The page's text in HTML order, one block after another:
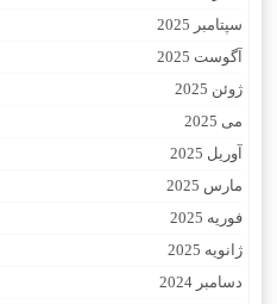
سپتامبر 2025
آگوست 2025
ژوئن 2025
می 2025
آوریل 2025
مارس 2025
فوریه 2025
ژانویه 2025
دسامبر 2024